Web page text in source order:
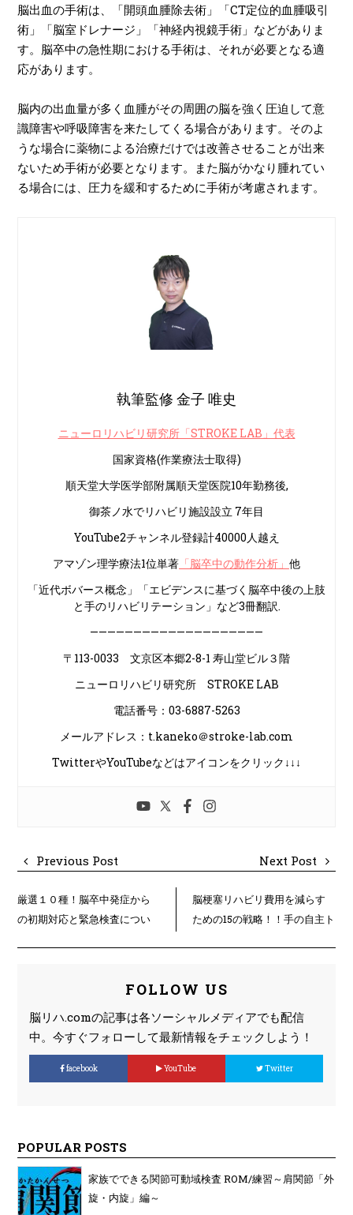
脳出血の手術は、「開頭血腫除去術」「CT定位的血腫吸引
術」「脳室ドレナージ」「神経内視鏡手術」などがありま
す。脳卒中の急性期における手術は、それが必要となる適
応があります。
脳内の出血量が多く血腫がその周囲の脳を強く圧迫して意
識障害や呼吸障害を来たしてくる場合があります。そのよ
うな場合に薬物による治療だけでは改善させることが出来
ないため手術が必要となります。また脳がかなり腫れてい
る場合には、圧力を緩和するために手術が考慮されます。
執筆監修 金子 唯史
ニューロリハビリ研究所「STROKE LAB」代表
国家資格(作業療法士取得)
順天堂大学医学部附属順天堂医院10年勤務後,
御茶ノ水でリハビリ施設設立 7年目
YouTube2チャンネル登録計40000人越え
アマゾン理学療法1位単著 「脳卒中の動作分析」 他
「近代ボバース概念」「エビデンスに基づく脳卒中後の上肢
と手のリハビリテーション」など3冊翻訳.
————————————————————
〒113-0033 文京区本郷2-8-1 寿山堂ビル３階
ニューロリハビリ研究所 STROKE LAB
電話番号：03-6887-5263
メールアドレス：t.kaneko＠stroke-lab.com
TwitterやYouTubeなどはアイコンをクリック↓↓↓
Previous Post Next Post
厳選１０種！脳卒中発症から
の初期対応と緊急検査につい
脳梗塞リハビリ費用を減らす
ための15の戦略！！手の自主ト
FOLLOW US
脳リハ.comの記事は各ソーシャルメディアでも配信
中。今すぐフォローして最新情報をチェックしよう！
facebook YouTube Twitter
POPULAR POSTS
家族でできる関節可動域検査 ROM/練習～肩関節「外
旋・内旋」編～